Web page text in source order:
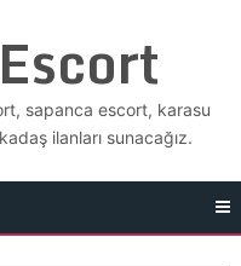
sapanca escort, karasu
ilanları sunacağız.